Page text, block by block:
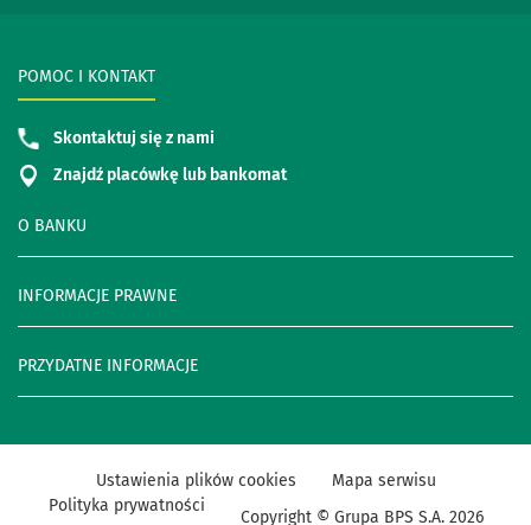
O BANKU
INFORMACJE PRAWNE
PRZYDATNE INFORMACJE
POMOC I KONTAKT
Skontaktuj się z nami
Znajdź placówkę lub bankomat
Ustawienia plików cookies
Mapa serwisu
Polityka prywatności
Copyright © Grupa BPS S.A. 2026